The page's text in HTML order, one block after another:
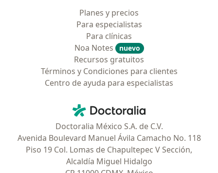
Planes y precios
Para especialistas
Para clínicas
Noa Notes
nuevo
Recursos gratuitos
Términos y Condiciones para clientes
Centro de ayuda para especialistas
Doctoralia - Página de inicio
Doctoralia México S.A. de C.V.
Avenida Boulevard Manuel Ávila Camacho No. 118
Piso 19 Col. Lomas de Chapultepec V Sección,
Alcaldía Miguel Hidalgo